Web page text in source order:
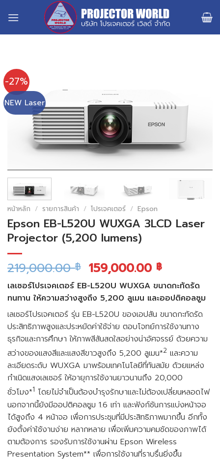
-27%
NEW Laser
หน้าหลัก / รายการสินค้า / โปรเจคเตอร์ / Epson
Epson EB-L520U WUXGA 3LCD Laser
Projector (5,200 lumens)
219,000.00฿ 159,000.00 ฿
เลเซอร์โปรเจคเตอร์ EB-L520U WUXGA ขนาดกะทัดรัด
ทนทาน ให้ความสว่างสูงถึง 5,200 ลูเมน และออปติคอลซูม
เลเซอร์โปรเจคเตอร์ รุ่น EB-L520U ของเอปสัน ขนาดกะทัดรัด
ประสิทธิภาพสูงและประหยัดค่าใช้จ่าย ตอบโจทย์การใช้งานทาง
ธุรกิจและการศึกษา ให้ภาพสีสันสดใสอย่างน่าอัศจรรย์ ด้วยความ
สว่างของแสงสีและแสงสีขาวสูงถึง 5,200 ลูเมน*2 และความ
ละเอียดระดับ WUXGA มาพร้อมเทคโนโลยีที่ทันสมัย ด้วยแหล่ง
กำเนิดแสงเลเซอร์ ให้อายุการใช้งานยาวนานถึง 20,000
ชั่วโมง*1 โดยไม่จำเป็นต้องบำรุงรักษาและไม่ต้องเปลี่ยนหลอดไฟ
นอกจากนี้ยังมีออปติคอลซูม 1.6 เท่า และฟังก์ชันการแบ่งหน้าจอ
ได้สูงถึง 4 หน้าจอ เพื่อการประชุมที่มีประสิทธิภาพมากขึ้น อีกทั้ง
ยังตั้งค่าใช้งานง่าย หลากหลาย เพื่อเพิ่มความคมชัดของภาพได้
ตามต้องการ รองรับการใช้งานผ่าน Epson Wireless
Presentation System** เพื่อการใช้งานที่ราบรื่นยิ่งขึ้น